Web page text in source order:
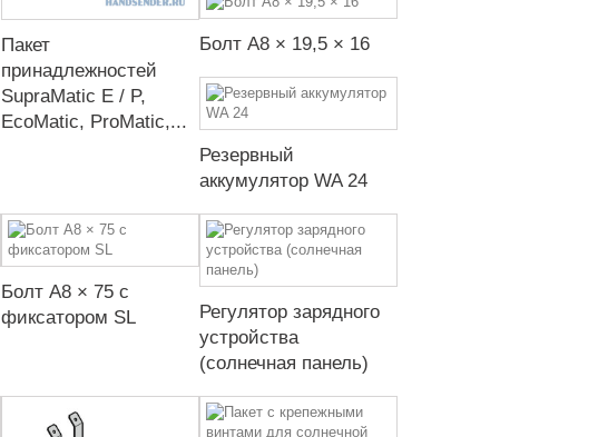
Пакет
принадлежностей
SupraMatic E / P,
EcoMatic, ProMatic,...
Болт A8 × 19,5 × 16
Резервный
аккумулятор WA 24
Болт A8 × 75 с
фиксатором SL
Регулятор зарядного
устройства
(солнечная панель)